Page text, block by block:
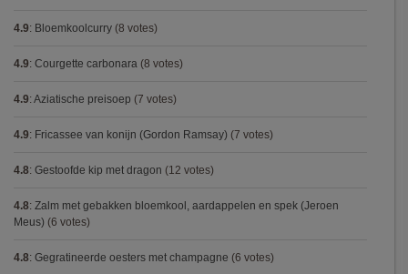
4.9: Bloemkoolcurry (8 votes)
4.9: Courgette carbonara (8 votes)
4.9: Aziatische preisoep (7 votes)
4.9: Fricassee van konijn (Gordon Ramsay) (7 votes)
4.8: Gestoofde kip met dragon (12 votes)
4.8: Zalm met gebakken bloemkool, aardappelen en spek (Jeroen
Meus) (6 votes)
4.8: Gegratineerde oesters met champagne (6 votes)